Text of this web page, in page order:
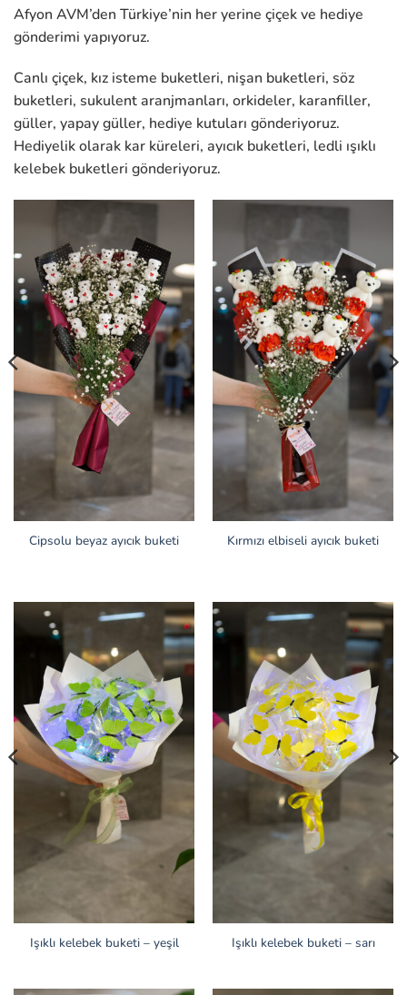
Afyon AVM’den Türkiye’nin her yerine çiçek ve hediye
gönderimi yapıyoruz.
Canlı çiçek, kız isteme buketleri, nişan buketleri, söz
buketleri, sukulent aranjmanları, orkideler, karanfiller,
güller, yapay güller, hediye kutuları gönderiyoruz.
Hediyelik olarak kar küreleri, ayıcık buketleri, ledli ışıklı
kelebek buketleri gönderiyoruz.
Cipsolu beyaz ayıcık buketi Kırmızı elbiseli ayıcık buketi
Işıklı kelebek buketi – yeşil Işıklı kelebek buketi – sarı